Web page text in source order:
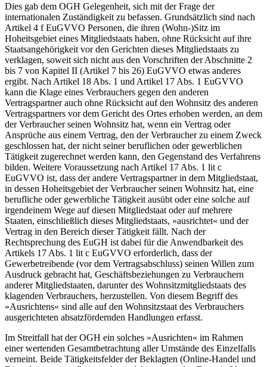
Dies gab dem OGH Gelegenheit, sich mit der Frage der
internationalen Zuständigkeit zu befassen. Grundsätzlich sind nach
Artikel 4 f EuGVVO Personen, die ihren (Wohn-)Sitz im
Hoheitsgebiet eines Mitgliedstaats haben, ohne Rücksicht auf ihre
Staatsangehörigkeit vor den Gerichten dieses Mitgliedstaats zu
verklagen, soweit sich nicht aus den Vorschriften der Abschnitte 2
bis 7 von Kapitel II (Artikel 7 bis 26) EuGVVO etwas anderes
ergibt. Nach Artikel 18 Abs. 1 und Artikel 17 Abs. 1 EuGVVO
kann die Klage eines Verbrauchers gegen den anderen
Vertragspartner auch ohne Rücksicht auf den Wohnsitz des anderen
Vertragspartners vor dem Gericht des Ortes erhoben werden, an dem
der Verbraucher seinen Wohnsitz hat, wenn ein Vertrag oder
Ansprüche aus einem Vertrag, den der Verbraucher zu einem Zweck
geschlossen hat, der nicht seiner beruflichen oder gewerblichen
Tätigkeit zugerechnet werden kann, den Gegenstand des Verfahrens
bilden. Weitere Voraussetzung nach Artikel 17 Abs. 1 lit c
EuGVVO ist, dass der andere Vertragspartner in dem Mitgliedstaat,
in dessen Hoheitsgebiet der Verbraucher seinen Wohnsitz hat, eine
berufliche oder gewerbliche Tätigkeit ausübt oder eine solche auf
irgendeinem Wege auf diesen Mitgliedstaat oder auf mehrere
Staaten, einschließlich dieses Mitgliedstaats, »ausrichtet« und der
Vertrag in den Bereich dieser Tätigkeit fällt. Nach der
Rechtsprechung des EuGH ist dabei für die Anwendbarkeit des
Artikels 17 Abs. 1 lit c EuGVVO erforderlich, dass der
Gewerbetreibende (vor dem Vertragsabschluss) seinen Willen zum
Ausdruck gebracht hat, Geschäftsbeziehungen zu Verbrauchern
anderer Mitgliedstaaten, darunter des Wohnsitzmitgliedstaats des
klagenden Verbrauchers, herzustellen. Von diesem Begriff des
»Ausrichtens« sind alle auf den Wohnsitzstaat des Verbrauchers
ausgerichteten absatzfördernden Handlungen erfasst.
Im Streitfall hat der OGH ein solches »Ausrichten« im Rahmen
einer wertenden Gesamtbetrachtung aller Umstände des Einzelfalls
verneint. Beide Tätigkeitsfelder der Beklagten (Online-Handel und